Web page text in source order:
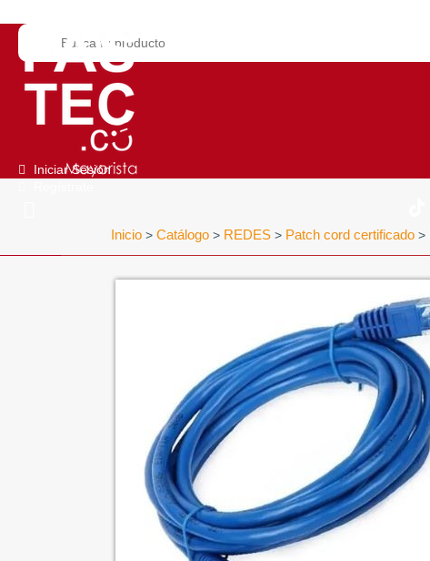
Iniciar Sesión
Inicio > Catálogo > REDES > Patch cord certificado >